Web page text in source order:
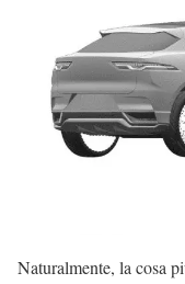
Naturalmente, la cosa